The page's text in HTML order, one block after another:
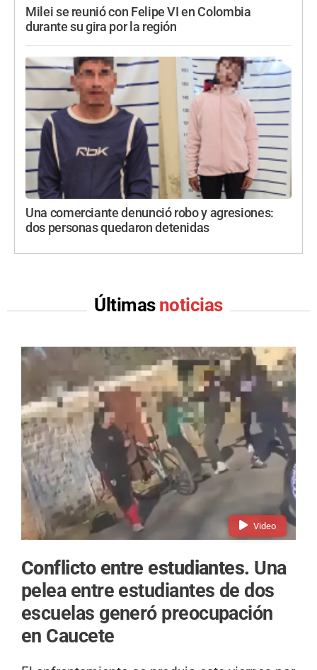
Milei se reunió con Felipe VI en Colombia
durante su gira por la región
Una comerciante denunció robo y agresiones:
dos personas quedaron detenidas
Últimas noticias
Video
Conflicto entre estudiantes. Una
pelea entre estudiantes de dos
escuelas generó preocupación
en Caucete